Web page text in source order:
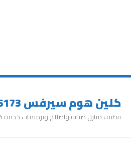
كلين هوم سيرفس 0543626173
تنظيف منازل صيانة واصلاح وترميمات خدمة 24 ساعة عمالة مميزة